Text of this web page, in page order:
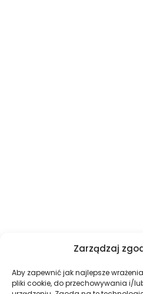
Zarządzaj
Aby zapewnić jak najlepsze
pliki cookie, do przechowywania i/